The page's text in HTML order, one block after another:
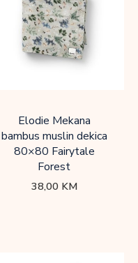
Elodie Mekana
bambus muslin dekica
80×80 Fairytale
Forest
38,00 KM